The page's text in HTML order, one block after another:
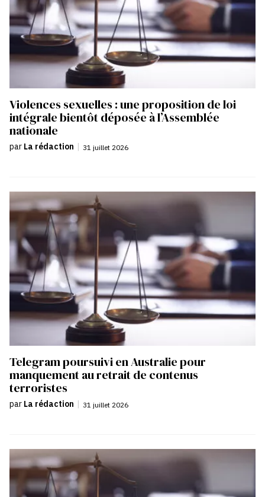
Violences sexuelles : une proposition de loi
intégrale bientôt déposée à l’Assemblée
nationale
par La rédaction | 31 juillet 2026
Telegram poursuivi en Australie pour
manquement au retrait de contenus
terroristes
par La rédaction | 31 juillet 2026